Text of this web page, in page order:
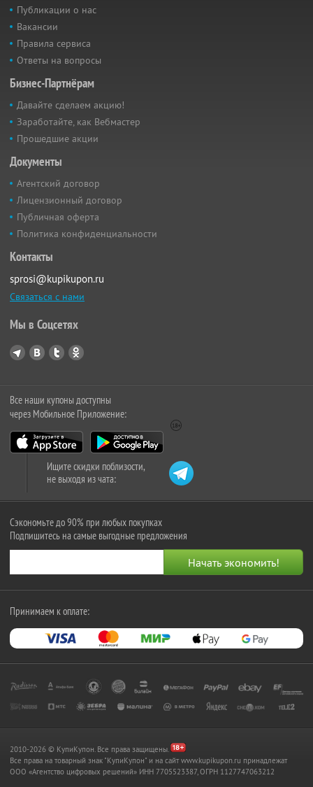
Публикации о нас
Вакансии
Правила сервиса
Ответы на вопросы
Бизнес-Партнёрам
Давайте сделаем акцию!
Заработайте, как Вебмастер
Прошедшие акции
Документы
Агентский договор
Лицензионный договор
Публичная оферта
Политика конфиденциальности
Контакты
sprosi@kupikupon.ru
Связаться с нами
Мы в Соцсетях
Все наши купоны доступны
через Мобильное Приложение:
Ищите скидки поблизости,
не выходя из чата:
Сэкономьте до 90% при любых покупках
Подпишитесь на самые выгодные предложения
Принимаем к оплате:
2010-2026 © КупиКупон. Все права защищены.
Все права на товарный знак "КупиКупон" и на сайт www.kupikupon.ru принадлежат
OOO «Агентство цифровых решений» ИНН 7705523387, ОГРН 1127747063212